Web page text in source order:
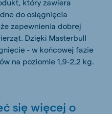
który zawiera
do osiągnięcia
zapewnienia dobrej
Dzięki Masterbull
- w końcowej fazie
na poziomie 1,9-2,2 kg.
się więcej o